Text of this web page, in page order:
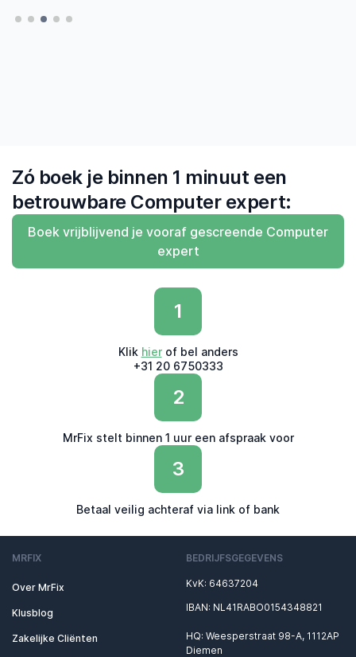
— Hatte, Delft
MrFix een vakman vindt die 'zegt wat hij doet
— Hatte, Delft
Zó boek je binnen 1 minuut een
betrouwbare Computer expert:
Boek vrijblijvend je vooraf gescreende Computer
expert
1
Klik hierof bel anders
+31 20 6750333
2
MrFix stelt binnen 1 uur een afspraak voor
3
Betaal veilig achteraf via link of bank
MRFIX
Over MrFix
Klusblog
Zakelijke Cliënten
BEDRIJFSGEGEVENS
KvK: 64637204
IBAN: NL41RABO0154348821
HQ: Weesperstraat 98-A, 1112AP
Diemen